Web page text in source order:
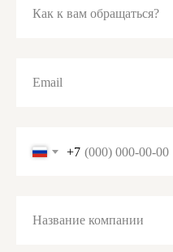
Как к вам обращаться?
Email
+7
Название компании